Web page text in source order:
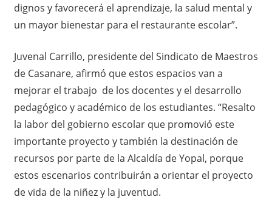
dignos y favorecerá el aprendizaje, la salud mental y
un mayor bienestar para el restaurante escolar”.
Juvenal Carrillo, presidente del Sindicato de Maestros
de Casanare, afirmó que estos espacios van a
mejorar el trabajo de los docentes y el desarrollo
pedagógico y académico de los estudiantes. “Resalto
la labor del gobierno escolar que promovió este
importante proyecto y también la destinación de
recursos por parte de la Alcaldía de Yopal, porque
estos escenarios contribuirán a orientar el proyecto
de vida de la niñez y la juventud.